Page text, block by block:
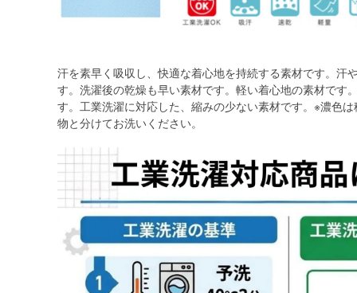
汗を素早く吸収し、快適な着心地を持続する素材です。汗
す。洗濯後の乾燥も早い素材です。軽い着心地の素材です
す。工業洗濯に対応した、縮みの少ない素材です。※濃色
物と分けてお洗いください。